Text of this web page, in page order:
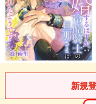
新規